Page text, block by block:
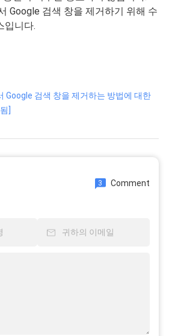
Google 검색 창을 제거하기 위해 수
입니다.
Google 검색 창을 제거하는 방법에 대한
]
3 Comment